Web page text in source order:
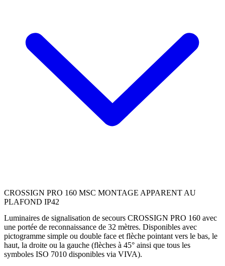
CROSSIGN PRO 160 MSC MONTAGE APPARENT AU
PLAFOND IP42
Luminaires de signalisation de secours CROSSIGN PRO 160 avec
une portée de reconnaissance de 32 mètres. Disponibles avec
pictogramme simple ou double face et flèche pointant vers le bas, le
haut, la droite ou la gauche (flèches à 45° ainsi que tous les
symboles ISO 7010 disponibles via VIVA).